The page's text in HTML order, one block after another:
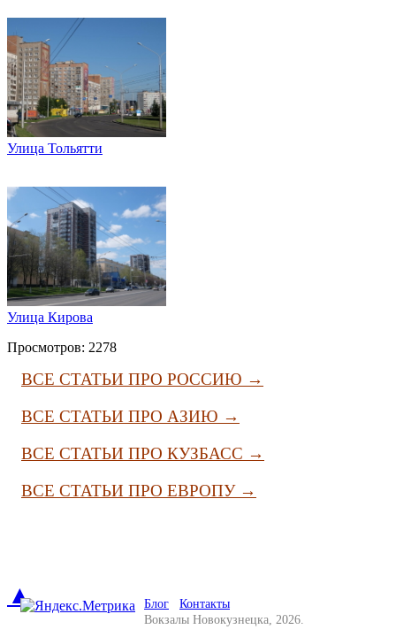
Улица Тольятти
Улица Кирова
Просмотров: 2278
ВСЕ СТАТЬИ ПРО РОССИЮ →
ВСЕ СТАТЬИ ПРО АЗИЮ →
ВСЕ СТАТЬИ ПРО КУЗБАСС →
ВСЕ СТАТЬИ ПРО ЕВРОПУ →
▲ Блог
Контакты
Вокзалы Новокузнецка, 2026.